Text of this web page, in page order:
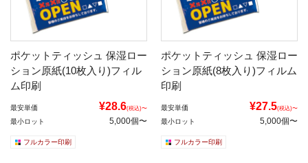
ポケットティッシュ 保湿ロー
ション原紙(10枚入り)フィル
ム印刷
最安単価 ¥28.6(税込)〜
最小ロット 5,000個〜
フルカラー印刷
ポケットティッシュ 保湿ロー
ション原紙(8枚入り)フィルム
印刷
最安単価 ¥27.5(税込)〜
最小ロット 5,000個〜
フルカラー印刷